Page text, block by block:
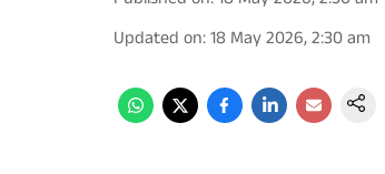
Updated on:18 May 2026, 2:30 am